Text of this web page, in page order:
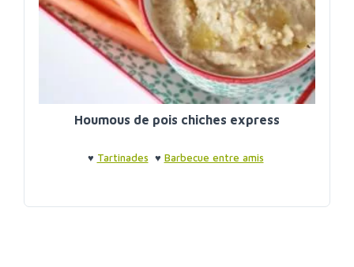
Houmous de pois chiches express
♥ Tartinades ♥ Barbecue entre amis